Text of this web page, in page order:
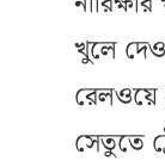
খুলে
রেলওয়ে
সেতুতে